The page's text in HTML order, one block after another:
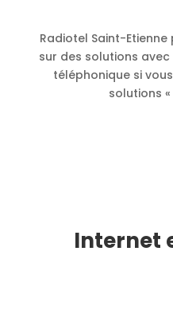
Radiotel Saint-
sur des solutions
téléphonique si
solutions
Internet